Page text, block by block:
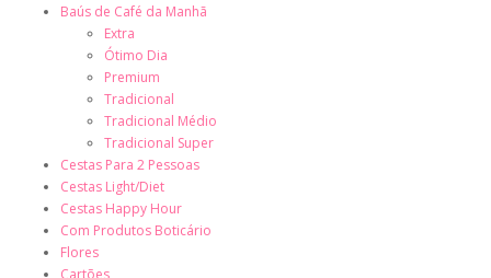
Baús de Café da Manhã
Extra
Ótimo Dia
Premium
Tradicional
Tradicional Médio
Tradicional Super
Cestas Para 2 Pessoas
Cestas Light/Diet
Cestas Happy Hour
Com Produtos Boticário
Flores
Cartões